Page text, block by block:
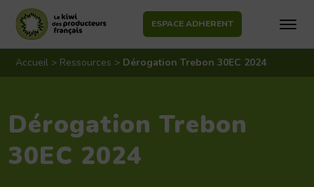
Aller
au
ESPACE ADHERENT
Accueil > Ressources > Dérogation Trebon 30EC 2024
Dérogation Trebon
30EC 2024